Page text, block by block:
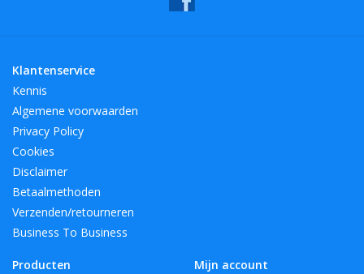
Klantenservice
Kennis
Algemene voorwaarden
Privacy Policy
Cookies
Disclaimer
Betaalmethoden
Verzenden/retourneren
Business To Business
Producten
Mijn account